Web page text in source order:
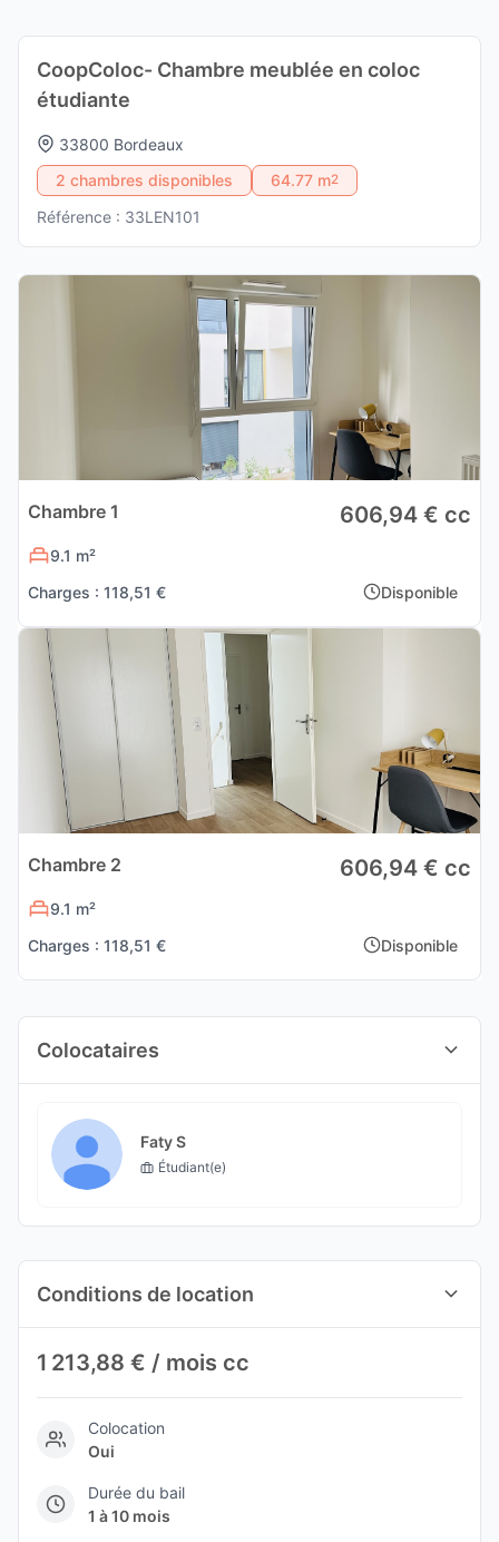
CoopColoc- Chambre meublée en coloc
étudiante
33800 Bordeaux
2 chambres disponibles
64.77 m2
Référence : 33LEN101
Chambre 1 606,94 € cc
9.1 m²
Charges : 118,51 €
Disponible
Chambre 2 606,94 € cc
9.1 m²
Charges : 118,51 €
Disponible
Colocataires
Faty S
Étudiant(e)
Conditions de location
1 213,88 € / mois cc
Colocation
Oui
Durée du bail
1 à 10 mois